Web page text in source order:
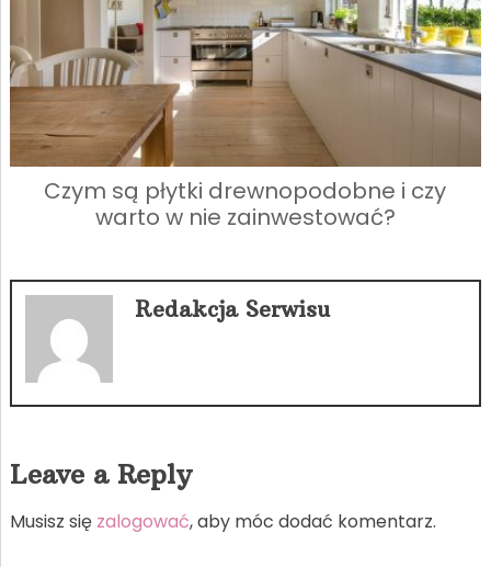
Czym są płytki drewnopodobne i czy
warto w nie zainwestować?
Redakcja Serwisu
Leave a Reply
Musisz się zalogować, aby móc dodać komentarz.